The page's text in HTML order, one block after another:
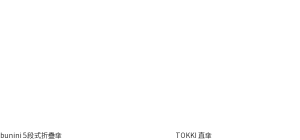
bunini 5段式折疊傘 TOKKI 直傘